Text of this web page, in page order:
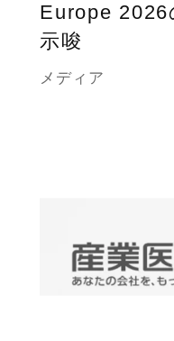
Europe 2026
示唆
メディア